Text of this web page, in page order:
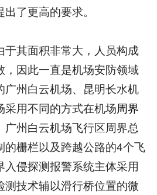
了更高的要求。
其面积非常大，人员构成
，因此一直是机场安防领域
广州白云机场、昆明长水机
用不同的方式在机场周界
广州白云机场飞行区周界总
栅栏以及跨越公路的4个飞
侵探测报警系统主体采用
测技术辅以滑行桥位置的微